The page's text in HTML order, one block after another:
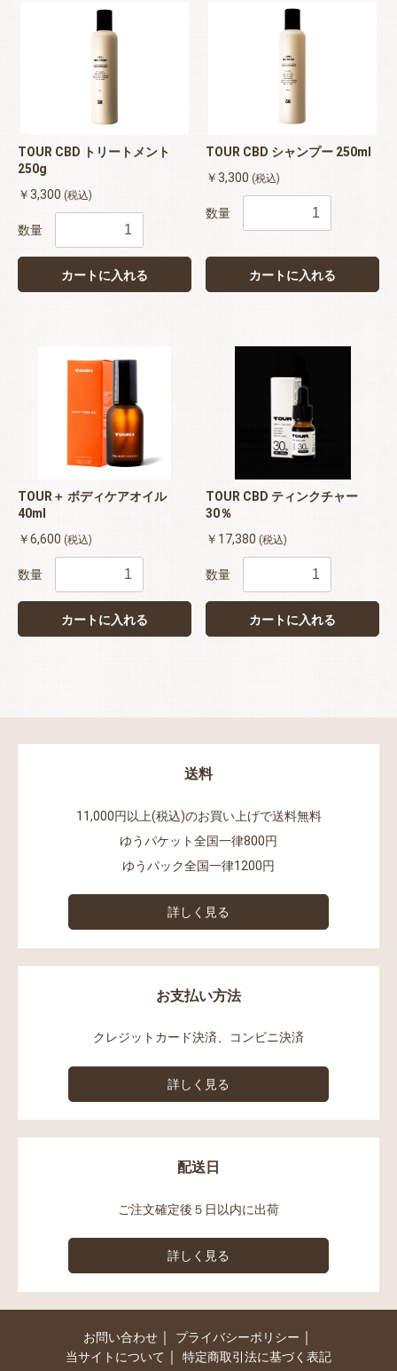
TOUR CBD トリートメント
250g
￥3,300 (税込)
数量
カートに入れる
TOUR CBD シャンプー 250ml
￥3,300 (税込)
数量
カートに入れる
TOUR＋ ボディケアオイル
40ml
￥6,600 (税込)
数量
カートに入れる
TOUR CBD ティンクチャー
30％
￥17,380 (税込)
数量
カートに入れる
送料
11,000円以上(税込)のお買い上げで送料無料
ゆうパケット全国一律800円
ゆうパック全国一律1200円
詳しく見る
お支払い方法
クレジットカード決済、コンビニ決済
詳しく見る
配送日
ご注文確定後５日以内に出荷
詳しく見る
お問い合わせ ｜ プライバシーポリシー ｜
当サイトについて ｜ 特定商取引法に基づく表記